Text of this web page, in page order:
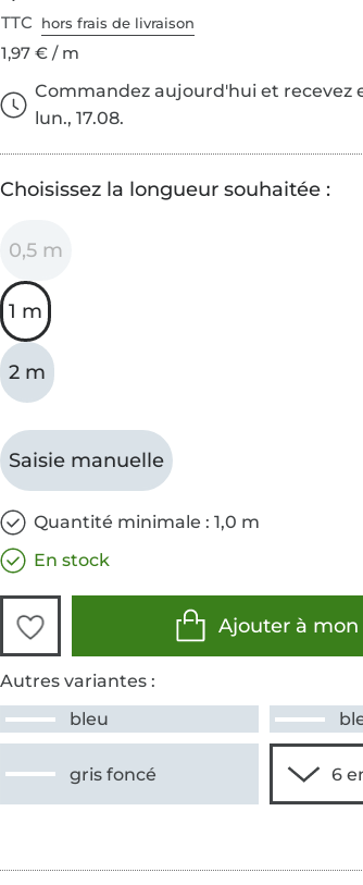
TTC hors frais de livraison
1,97 € / m
Commandez aujourd'hui et recevez
lun., 17.08.
Choisissez la longueur souhaitée :
0,5 m
1 m
2 m
Saisie manuelle
Quantité minimale : 1,0 m
En stock
Ajouter à
Autres variantes :
bleu
gris foncé